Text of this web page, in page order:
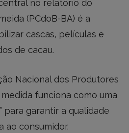
no relatório do
(PCdoB-BA) é a
cascas, películas e
de cacau.
Nacional dos Produtores
medida funciona como uma
para garantir a qualidade
ao consumidor.